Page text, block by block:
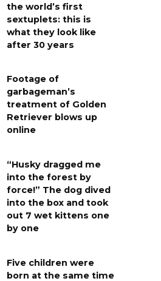
the world’s first
sextuplets: this is
what they look like
after 30 years
Footage of
garbageman’s
treatment of Golden
Retriever blows up
online
“Husky dragged me
into the forest by
force!” The dog dived
into the box and took
out 7 wet kittens one
by one
Five children were
born at the same time